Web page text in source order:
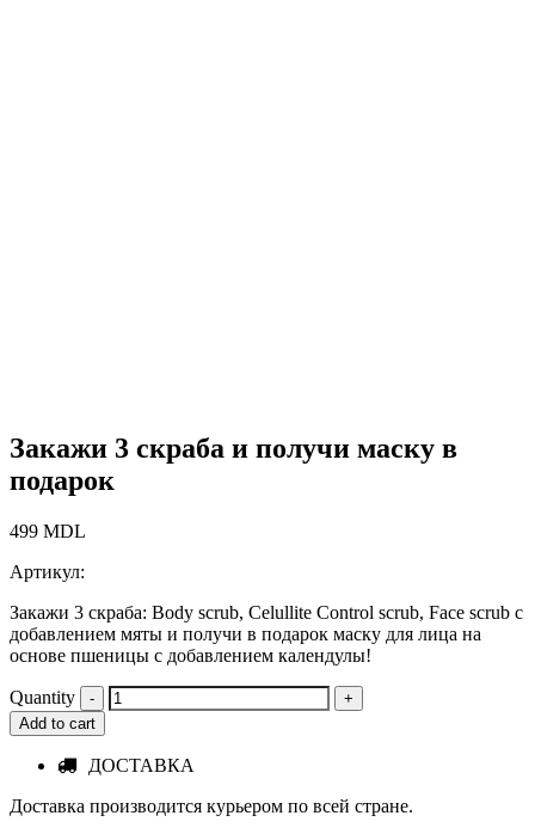
Закажи 3 скраба и получи маску в
подарок
499 MDL
Артикул:
Закажи 3 скраба: Body scrub, Celullite Control scrub, Face scrub с
добавлением мяты и получи в подарок маску для лица на
основе пшеницы с добавлением календулы!
Quantity
Add to cart
ДОСТАВКА
Доставка производится курьером по всей стране.